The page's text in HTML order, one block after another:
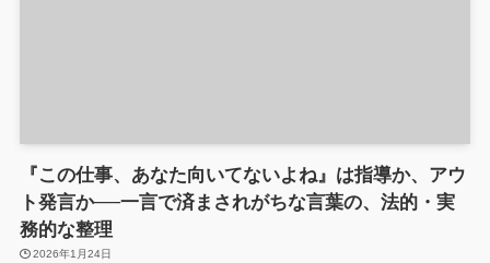
『この仕事、あなた向いてないよね』は指導か、アウ
ト発言か──一言で済まされがちな言葉の、法的・実
務的な整理
2026年1月24日